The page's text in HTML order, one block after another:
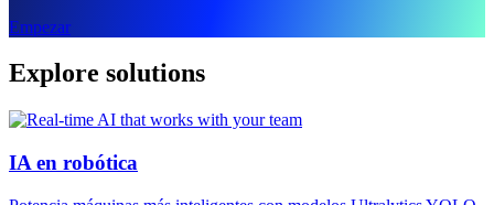
Empezar
Explore solutions
IA en robótica